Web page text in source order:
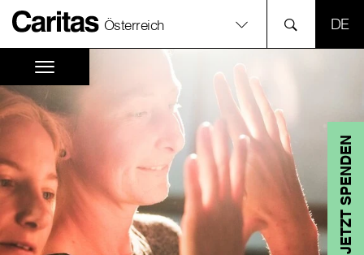
Österreich
JETZT SPENDEN